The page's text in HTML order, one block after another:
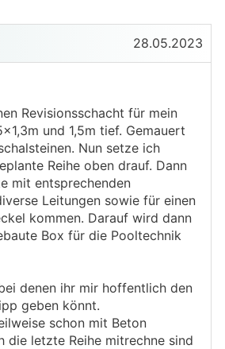
28.05.2023
Revisionsschacht für mein
und 1,5m tief. Gemauert
Nun setze ich
Reihe oben drauf. Dann
mit entsprechenden
Leitungen sowie für einen
kommen. Darauf wird dann
Box für die Pooltechnik
denen ihr mir hoffentlich den
geben könnt.
schon mit Beton
die letzte Reihe mitrechne sind